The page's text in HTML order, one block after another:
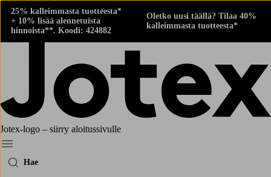
25% kalleimmasta tuotteesta*
+ 10% lisää alennetuista
hinnoista**. Koodi: 424882
Oletko uusi täällä? Tilaa 40%
kalleimmasta tuotteesta*
Jotex-logo – siirry aloitussivulle
Menu
Hae